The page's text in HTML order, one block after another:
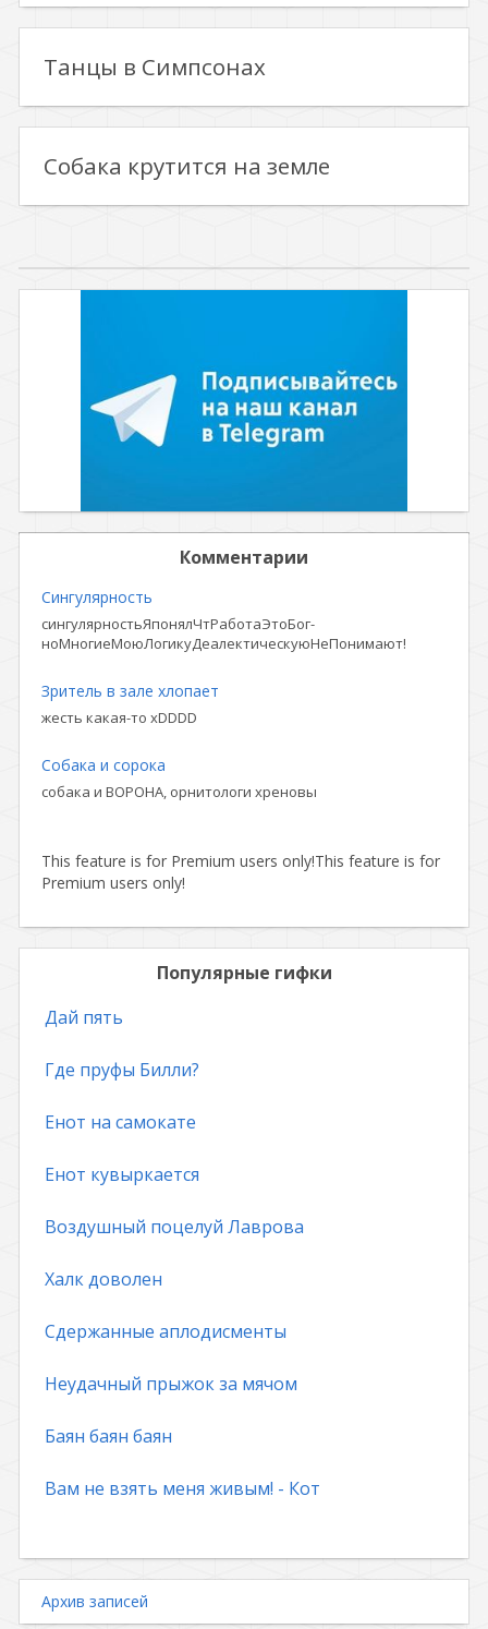
Танцы в Симпсонах
Собака крутится на земле
Комментарии
Сингулярность
сингулярностьЯпонялЧтРаботаЭтоБог-
ноМногиеМоюЛогикуДеалектическуюНеПонимают!
Зритель в зале хлопает
жесть какая-то xDDDD
Собака и сорока
собака и ВОРОНА, орнитологи хреновы
This feature is for Premium users only!This feature is for
Premium users only!
Популярные гифки
Дай пять
Где пруфы Билли?
Енот на самокате
Енот кувыркается
Воздушный поцелуй Лаврова
Халк доволен
Сдержанные аплодисменты
Неудачный прыжок за мячом
Баян баян баян
Вам не взять меня живым! - Кот
Архив записей